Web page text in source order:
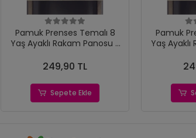
Pamuk Prenses Temalı 8
Yaş Ayaklı Rakam Panosu -
249,90 TL
Sepete Ekle
Pamuk
Yaş